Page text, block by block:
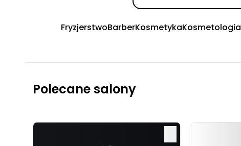
FryzjerstwoBarberKosmetykaKosmetologia
Polecane salony